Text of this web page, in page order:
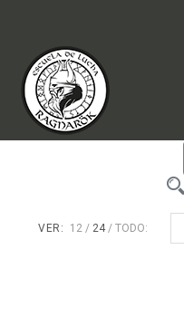
contenido
VER: 12 24 TODO: